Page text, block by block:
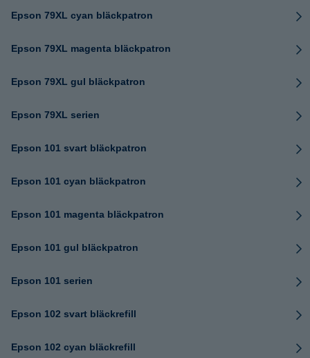
Epson 79XL cyan bläckpatron
Epson 79XL magenta bläckpatron
Epson 79XL gul bläckpatron
Epson 79XL serien
Epson 101 svart bläckpatron
Epson 101 cyan bläckpatron
Epson 101 magenta bläckpatron
Epson 101 gul bläckpatron
Epson 101 serien
Epson 102 svart bläckrefill
Epson 102 cyan bläckrefill